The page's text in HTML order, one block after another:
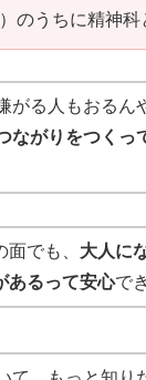
のうちに精神科
がる人もおるん
ながりをつくっ
でも、 大人に
あるって安心で